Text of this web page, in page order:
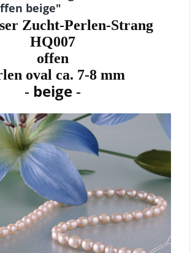
beige"
Zucht-Perlen-Strang
HQ007
offen
oval ca. 7-8 mm
- beige -